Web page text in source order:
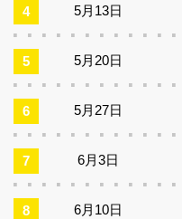
5月13日
5月20日
5月27日
6月3日
6月10日